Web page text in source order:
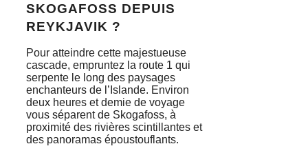
SKOGAFOSS DEPUIS
REYKJAVIK ?
Pour atteindre cette majestueuse
cascade, empruntez la route 1 qui
serpente le long des paysages
enchanteurs de l’Islande. Environ
deux heures et demie de voyage
vous séparent de Skogafoss, à
proximité des rivières scintillantes et
des panoramas époustouflants.